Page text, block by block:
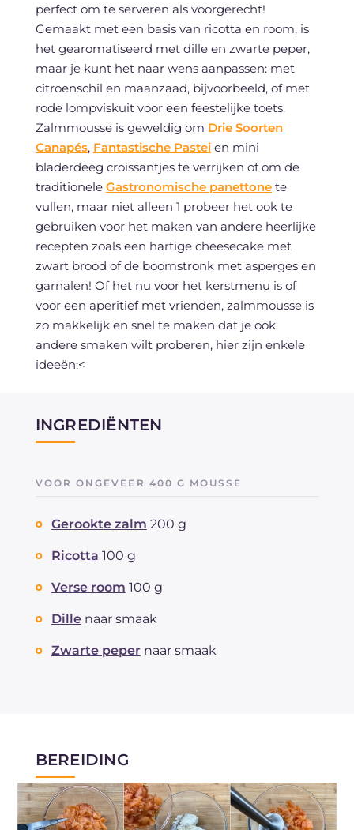
perfect om te serveren als voorgerecht!
Gemaakt met een basis van ricotta en room, is
het gearomatiseerd met dille en zwarte peper,
maar je kunt het naar wens aanpassen: met
citroenschil en maanzaad, bijvoorbeeld, of met
rode lompviskuit voor een feestelijke toets.
Zalmmousse is geweldig om Drie Soorten
Canapés, Fantastische Pasteien mini
bladerdeeg croissantjes te verrijken of om de
traditionele Gastronomische panettonete
vullen, maar niet alleen 1 probeer het ook te
gebruiken voor het maken van andere heerlijke
recepten zoals een hartige cheesecake met
zwart brood of de boomstronk met asperges en
garnalen! Of het nu voor het kerstmenu is of
voor een aperitief met vrienden, zalmmousse is
zo makkelijk en snel te maken dat je ook
andere smaken wilt proberen, hier zijn enkele
ideeën:<
INGREDIËNTEN
VOOR ONGEVEER 400 G MOUSSE
Gerookte zalm 200 g
Ricotta 100 g
Verse room 100 g
Dille naar smaak
Zwarte peper naar smaak
BEREIDING